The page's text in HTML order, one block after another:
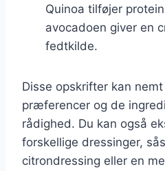
Quinoa tilføjer
avocadoen giver en
fedtkilde.
Disse opskrifter kan
præferencer og de
rådighed. Du kan også
forskellige dressinger,
citrondressing eller en